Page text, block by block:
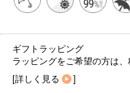
ギフトラッピング
ラッピングをご希望の方は、
[詳しく見る ]